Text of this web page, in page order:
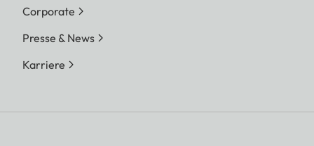
Corporate
Presse & News
Karriere